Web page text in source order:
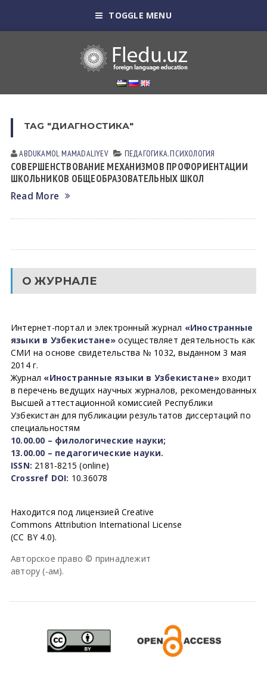
TOGGLE MENU
TAG "ДИАГНОСТИКА"
ABDUKAMOL MAMADALIYEV ПЕДАГОГИКА. ПСИХОЛОГИЯ
СОВЕРШЕНСТВОВАНИЕ МЕХАНИЗМОВ ПРОФОРИЕНТАЦИИ
ШКОЛЬНИКОВ ОБЩЕОБРАЗОВАТЕЛЬНЫХ ШКОЛ
Read More
О ЖУРНАЛЕ
Интернет-портал и электронный журнал «Иностранные
языки в Узбекистане» осуществляет деятельность как
СМИ на основе свидетельства № 1032, выданном 3 мая
2014 г.
Журнал «Иностранные языки в Узбекистане» входит
в перечень ведущих научных журналов, рекомендованных
Высшей аттестационной комиссией Республики
Узбекистан для публикации результатов диссертаций по
специальностям
10.00.00 – филологические науки;
13.00.00 – педагогические науки.
ISSN: 2181-8215 (online)
Crossref DOI: 10.36078
Находится под лицензией Creative
Commons Attribution International License
(CC BY 4.0).
Авторское право © принадлежит
автору (-ам).